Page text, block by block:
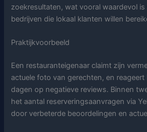
zoekresultaten, wat vooral waardevol
bedrijven die lokaal klanten willen
Praktijkvoorbeeld
Een restauranteigenaar claimt zijn
actuele foto van gerechten, en reageert
dagen op negatieve reviews. Binnen
het aantal reserveringsaanvragen via
door verbeterde beoordelingen en